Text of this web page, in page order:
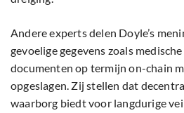
Andere experts delen Doyle’s
gevoelige gegevens zoals
documenten op termijn on-chain
opgeslagen. Zij stellen dat
waarborg biedt voor langdurige